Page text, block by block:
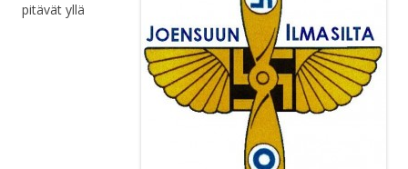
pitävät yllä